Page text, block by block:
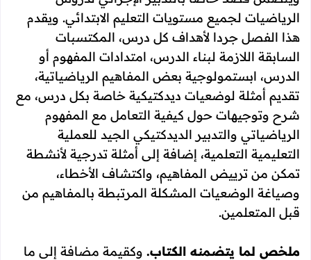
الرياضيات لجميع مستويات التعليم الابتدائي. ويقدم
هذا الفصل جردا لأهداف كل درس، المكتسبات
السابقة اللازمة لبناء الدرس، امتدادات المفهوم أو
الدرس، ابستمولوجية بعض المفاهيم الرياضياتية،
تقديم أمثلة لوضعيات ديدكتيكية خاصة بكل درس، مع
شرح وتوجيهات حول كيفية التعامل مع المفهوم
الرياضياتي والتدبير الديدكتيكي الجيد للعملية
التعليمية التعلمية، إضافة إلى أمثلة تدرجية لأنشطة
تمكن من ترييض المفاهيم، واكتشاف الأخطاء،
وصياغة الوضعيات المشكلة المرتبطة بالمفاهيم من
قبل المتعلمين.
ملخص لما يتضمنه الكتاب. وكقيمة مضافة إلى ما